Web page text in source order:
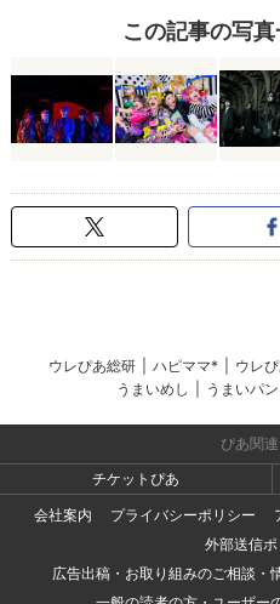
この記事の写真
ウレぴあ総研 ハピママ* ウレ
うまいめし
うまいパン
ぴあ関
チケットぴあ
会社案内
プライバシーポリシー
外部送信
広告出稿・お取り組みのご相談・